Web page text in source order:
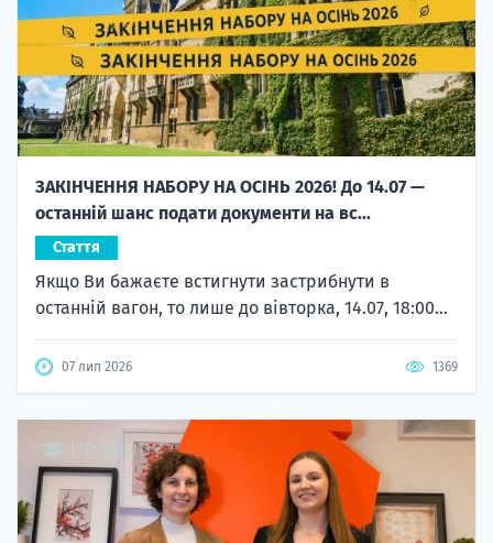
ЗАКІНЧЕННЯ НАБОРУ НА ОСІНЬ 2026! До 14.07 —
останній шанс подати документи на вс...
Стаття
Якщо Ви бажаєте встигнути застрибнути в
останній вагон, то лише до вівторка, 14.07, 18:00...
07 лип 2026 1369